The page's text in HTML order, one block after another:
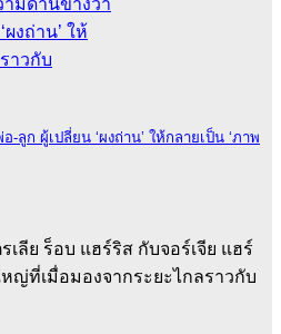
-ลูก ผู้เปลี่ยน ‘ผงถ่าน’ ให้กลายเป็น ‘ภาพ
ลีย ร็อบ แฮร์ริส กับจอร์เจีย แฮร์
ญ่ที่เมื่อมองจากระยะไกลราวกับ